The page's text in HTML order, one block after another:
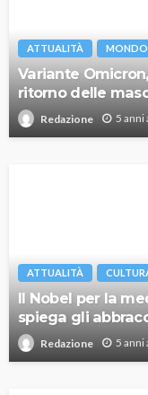
ATTUALITÀ MONDO
Variante
ritorno delle
Redazione 5 anni
ATTUALITÀ
Il Nobel per la
spiega gli
Redazione 5 anni